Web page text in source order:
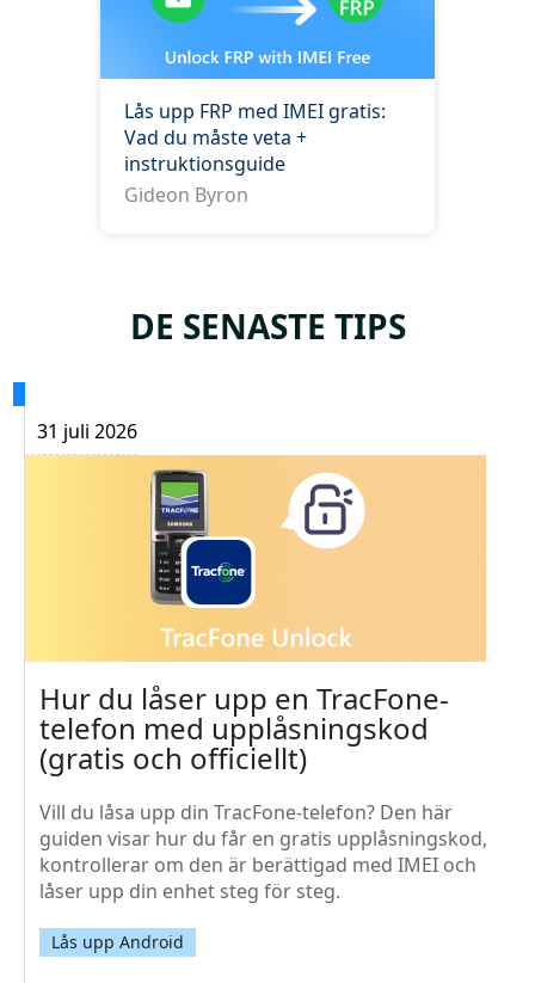
Lås upp FRP med IMEI gratis:
Vad du måste veta +
instruktionsguide
Gideon Byron
DE SENASTE TIPS
31 juli 2026
Hur du låser upp en TracFone-
telefon med upplåsningskod
(gratis och officiellt)
Vill du låsa upp din TracFone-telefon? Den här
guiden visar hur du får en gratis upplåsningskod,
kontrollerar om den är berättigad med IMEI och
låser upp din enhet steg för steg.
Lås upp Android